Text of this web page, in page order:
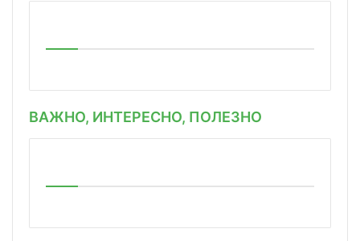
ВАЖНО, ИНТЕРЕСНО, ПОЛЕЗНО